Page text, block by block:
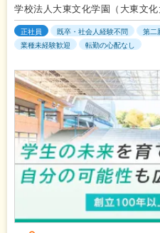
学校法人大東文化学園（大東文化
正社員 既卒・社会人経験不問 第二
業種未経験歓迎
転勤の心配なし